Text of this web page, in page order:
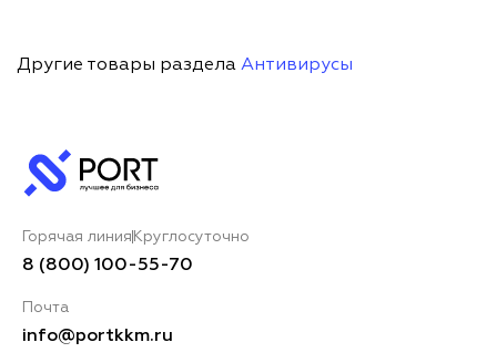
Другие товары раздела Антивирусы
Горячая линия Круглосуточно
8 (800) 100-55-70
Почта
info@portkkm.ru